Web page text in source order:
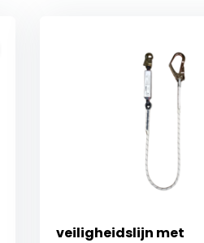
veiligheidslijn met